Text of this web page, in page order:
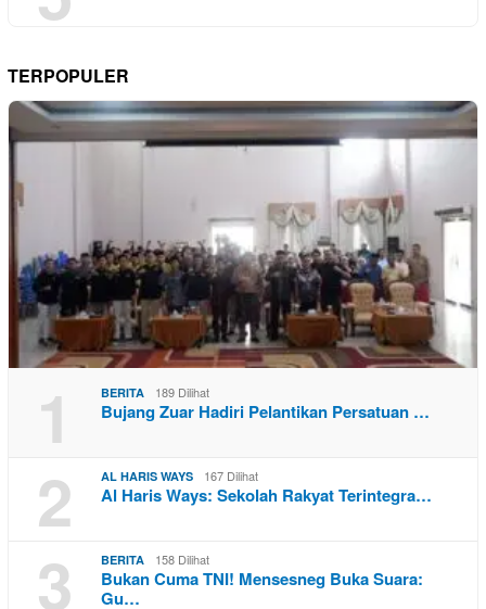
TERPOPULER
1 BERITA 189 Dilihat
Bujang Zuar Hadiri Pelantikan Persatuan …
2 AL HARIS WAYS 167 Dilihat
Al Haris Ways: Sekolah Rakyat Terintegra…
3 BERITA 158 Dilihat
Bukan Cuma TNI! Mensesneg Buka Suara:
Gu…